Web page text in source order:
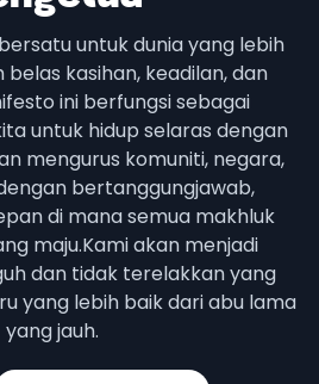
untuk dunia yang lebih
belas kasihan, keadilan, dan
ini berfungsi sebagai
untuk hidup selaras dengan
mengurus komuniti, negara,
bertanggungjawab,
di mana semua makhluk
maju.Kami akan menjadi
dan tidak terelakkan yang
yang lebih baik dari abu lama
yang jauh.